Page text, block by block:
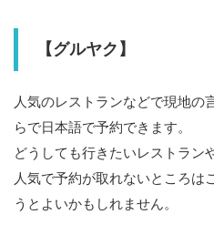
【グルヤク】
人気のレストランなどで現地の
らで日本語で予約できます。
どうしても行きたいレストラン
人気で予約が取れないところは
うとよいかもしれません。